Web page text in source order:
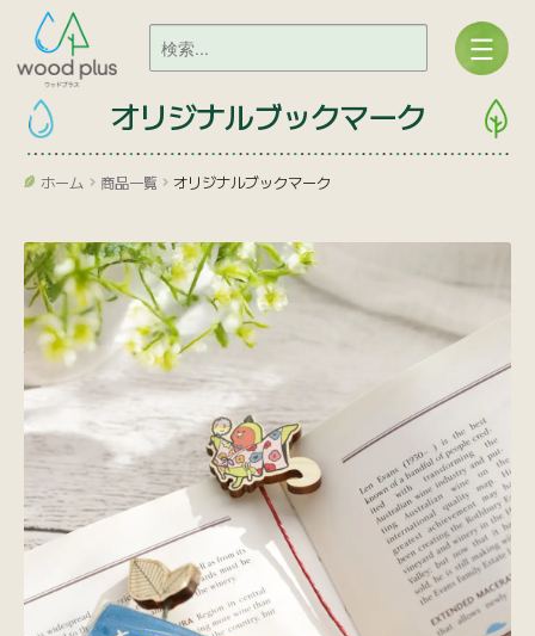
オリジナルブックマーク
ホーム 商品一覧 オリジナルブックマーク